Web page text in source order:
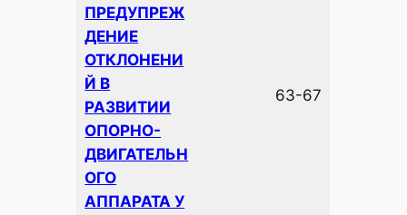
ПРЕДУПРЕЖ
ДЕНИЕ
ОТКЛОНЕНИ
Й В
РАЗВИТИИ
ОПОРНО-
ДВИГАТЕЛЬН
ОГО
АППАРАТА У
63-67